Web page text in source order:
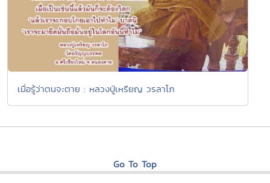
เมื่อรู้ว่าตนจะตาย : หลวงปู่เหรียญ วรลาโภ
Go To Top